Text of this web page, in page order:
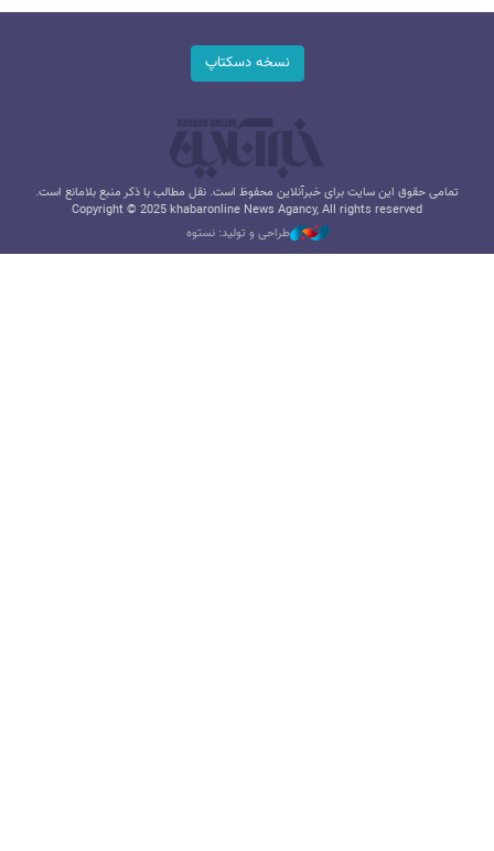
نسخه دسکتاپ
تمامی حقوق این سایت برای خبرآنلاین محفوظ است. نقل مطالب با ذکر منبع بلامانع است.
Copyright © 2025 khabaronline News Agancy, All rights reserved
طراحی و تولید: نستوه